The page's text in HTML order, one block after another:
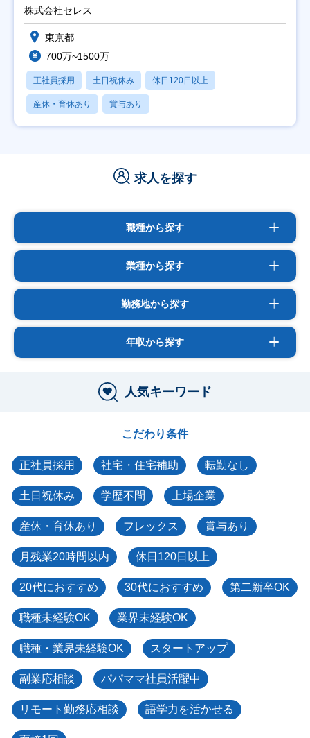
株式会社セレス
東京都
700万~1500万
正社員採用 土日祝休み 休日120日以上
産休・育休あり 賞与あり
求人を探す
職種から探す
業種から探す
勤務地から探す
年収から探す
人気キーワード
こだわり条件
正社員採用 社宅・住宅補助 転勤なし
土日祝休み 学歴不問 上場企業
産休・育休あり フレックス 賞与あり
月残業20時間以内 休日120日以上
20代におすすめ 30代におすすめ 第二新卒OK
職種未経験OK 業界未経験OK
職種・業界未経験OK スタートアップ
副業応相談 パパママ社員活躍中
リモート勤務応相談 語学力を活かせる